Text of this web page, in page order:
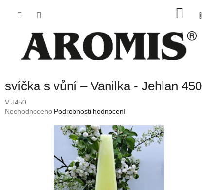
svíčka s vůní – Vanilka - Jehlan 450
V J450
Průměrné
Neohodnoceno Podrobnosti hodnocení